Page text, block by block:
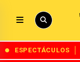
ESPECTÁCULOS